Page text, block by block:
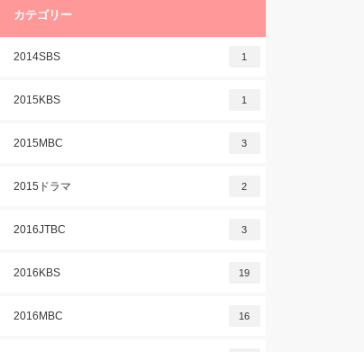
カテゴリー
2014SBS 1
2015KBS 1
2015MBC 3
2015ドラマ 2
2016JTBC 3
2016KBS 19
2016MBC 16